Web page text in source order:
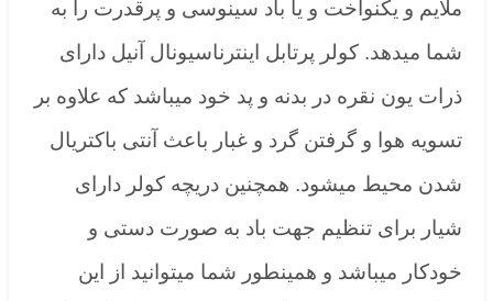
ملایم و یکنواخت و یا باد سینوسی و پرقدرت را به
شما میدهد. کولر پرتابل اینترناسیونال آنیل دارای
ذرات یون نقره در بدنه و پد خود میباشد که علاوه بر
تسویه هوا و گرفتن گرد و غبار باعث آنتی باکتریال
شدن محیط میشود. همچنین دریچه کولر دارای
شیار برای تنظیم جهت باد به صورت دستی و
خودکار میباشد و همینطور شما میتوانید از این